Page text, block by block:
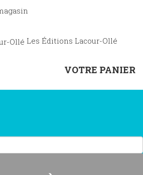
Les Éditions Lacour-Ollé
VOTRE PANIER